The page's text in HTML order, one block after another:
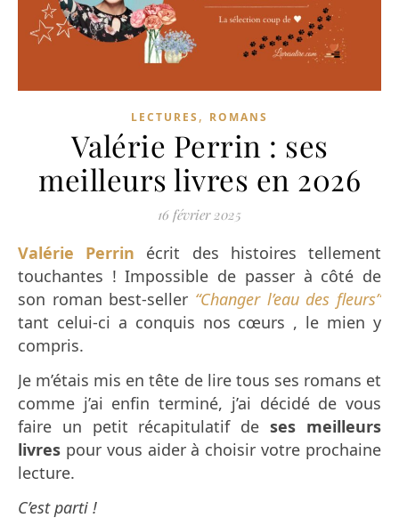
LECTURES , ROMANS
Valérie Perrin : ses
meilleurs livres en 2026
16 février 2025
Valérie Perrin écrit des histoires tellement
touchantes ! Impossible de passer à côté de
son roman best-seller “Changer l’eau des fleurs”
tant celui-ci a conquis nos cœurs , le mien y
compris.
Je m’étais mis en tête de lire tous ses romans et
comme j’ai enfin terminé, j’ai décidé de vous
faire un petit récapitulatif de ses meilleurs
livres pour vous aider à choisir votre prochaine
lecture.
C’est parti !